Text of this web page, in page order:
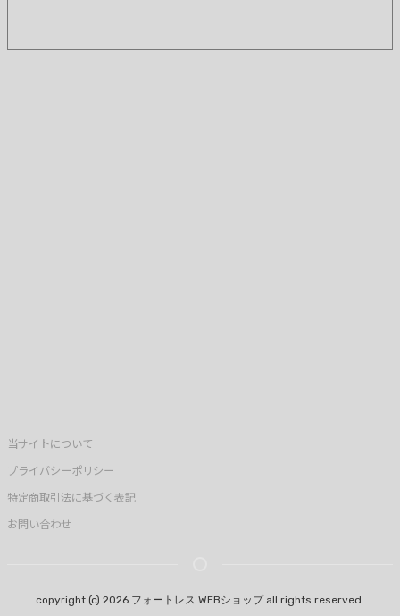
当サイトについて
プライバシーポリシー
特定商取引法に基づく表記
お問い合わせ
copyright (c) 2026 フォートレス WEBショップ all rights reserved.